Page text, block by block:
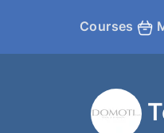
Courses